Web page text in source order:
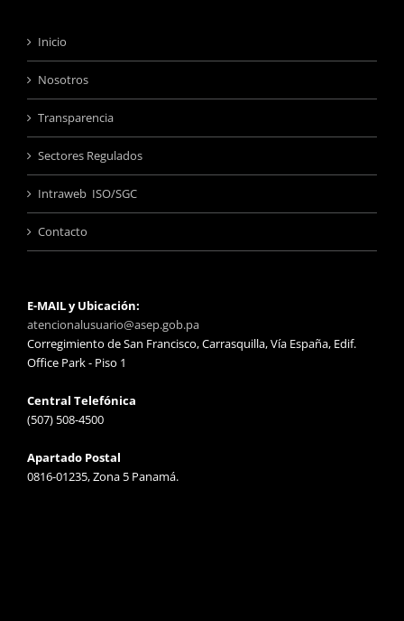
Inicio
Nosotros
Transparencia
Sectores Regulados
Intraweb ISO/SGC
Contacto
E-MAIL y Ubicación:
atencionalusuario@asep.gob.pa
Corregimiento de San Francisco, Carrasquilla, Vía España, Edif.
Office Park - Piso 1
Central Telefónica
(507) 508-4500
Apartado Postal
0816-01235, Zona 5 Panamá.